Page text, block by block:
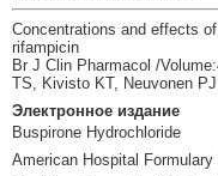
Concentrations and effects
rifampicin
Br J Clin Pharmacol /
TS, Kivisto KT, Neuvonen PJ
Электронное издание
Buspirone Hydrochloride
American Hospital